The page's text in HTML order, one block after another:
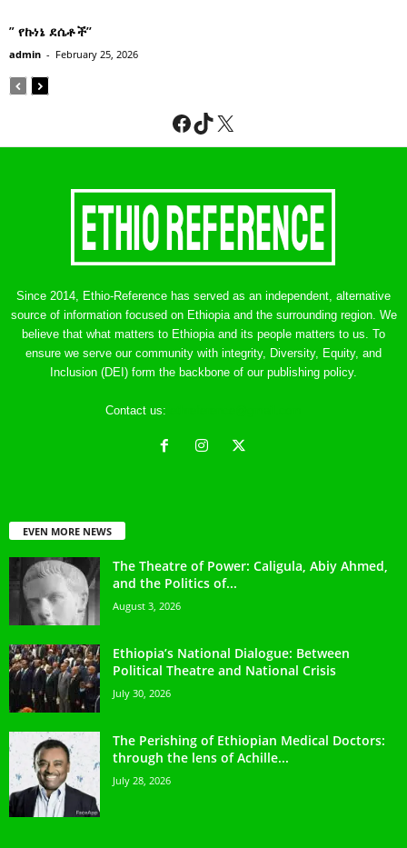
” የኩነኔ ደሴቶች’’
admin - February 25, 2026
Facebook
TikTok
X
Since 2014, Ethio-Reference has served as an independent, alternative
source of information focused on Ethiopia and the surrounding region. We
believe that what matters to Ethiopia and its people matters to us. To
ensure we serve our community with integrity, Diversity, Equity, and
Inclusion (DEI) form the backbone of our publishing policy.
Contact us:
EVEN MORE NEWS
The Theatre of Power: Caligula, Abiy Ahmed,
and the Politics of...
August 3, 2026
Ethiopia’s National Dialogue: Between
Political Theatre and National Crisis
July 30, 2026
The Perishing of Ethiopian Medical Doctors:
through the lens of Achille...
July 28, 2026